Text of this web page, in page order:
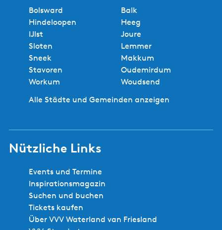
Bolsward
Balk
Hindeloopen
Heeg
IJlst
Joure
Sloten
Lemmer
Sneek
Makkum
Stavoren
Oudemirdum
Workum
Woudsend
Alle Städte und Gemeinden anzeigen
Nützliche Links
Events und Termine
Inspirationsmagazin
Suchen und buchen
Tickets kaufen
Über VVV Waterland van Friesland